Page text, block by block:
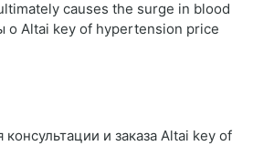
causes the surge in blood
о Altai key of hypertension price
и заказа Altai key of